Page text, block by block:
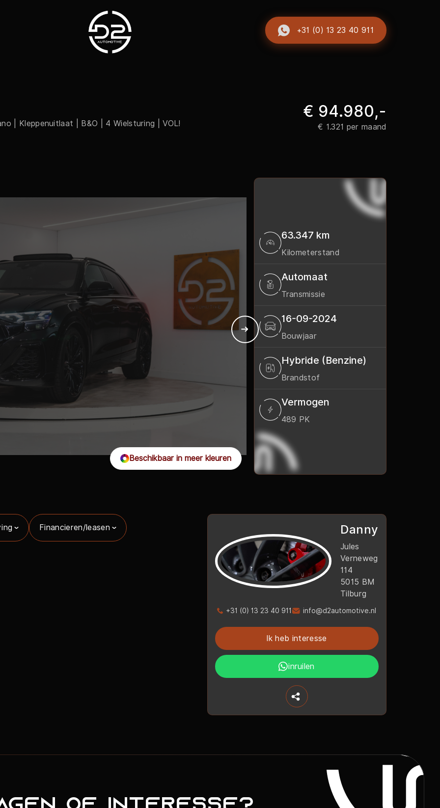
+31 (0) 13 23 40 911
Werkplaats
Contact
Jules Verneweg 114
5015 BM
Tilburg
9:00 - 18:00
10:00 - 16:00
| Kleppenuitlaat | B&O | 4 Wielsturing | VOL!
€ 94.980,-
€ 1.321 per maand
Beschikbaar in meer kleuren
63.347 km
Kilometerstand
Automaat
Transmissie
16-09-2024
Bouwjaar
Hybride (Benzine)
Brandstof
Vermogen
489 PK
Danny
Jules
Verneweg
114
5015 BM
Tilburg
+31 (0) 13 23 40 911 info@d2automotive.nl
Ik heb interesse
inruilen
Financieren/leasen